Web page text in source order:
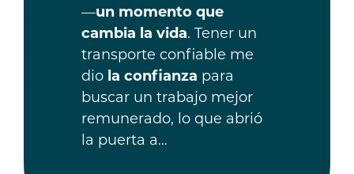
—un momento que
cambia la vida. Tener un
transporte confiable me
dio la confianza para
buscar un trabajo mejor
remunerado, lo que abrió
la puerta a…